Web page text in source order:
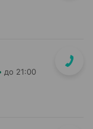
до 21:00